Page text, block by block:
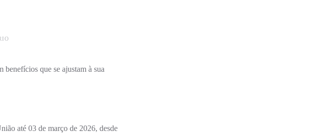
CAPACIDADEque se ajustam à sua
até 03 de março de 2026, desde